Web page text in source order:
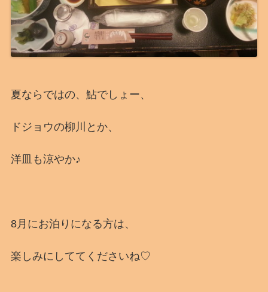
夏ならではの、鮎でしょー、
ドジョウの柳川とか、
洋皿も涼やか♪
8月にお泊りになる方は、
楽しみにしててくださいね♡